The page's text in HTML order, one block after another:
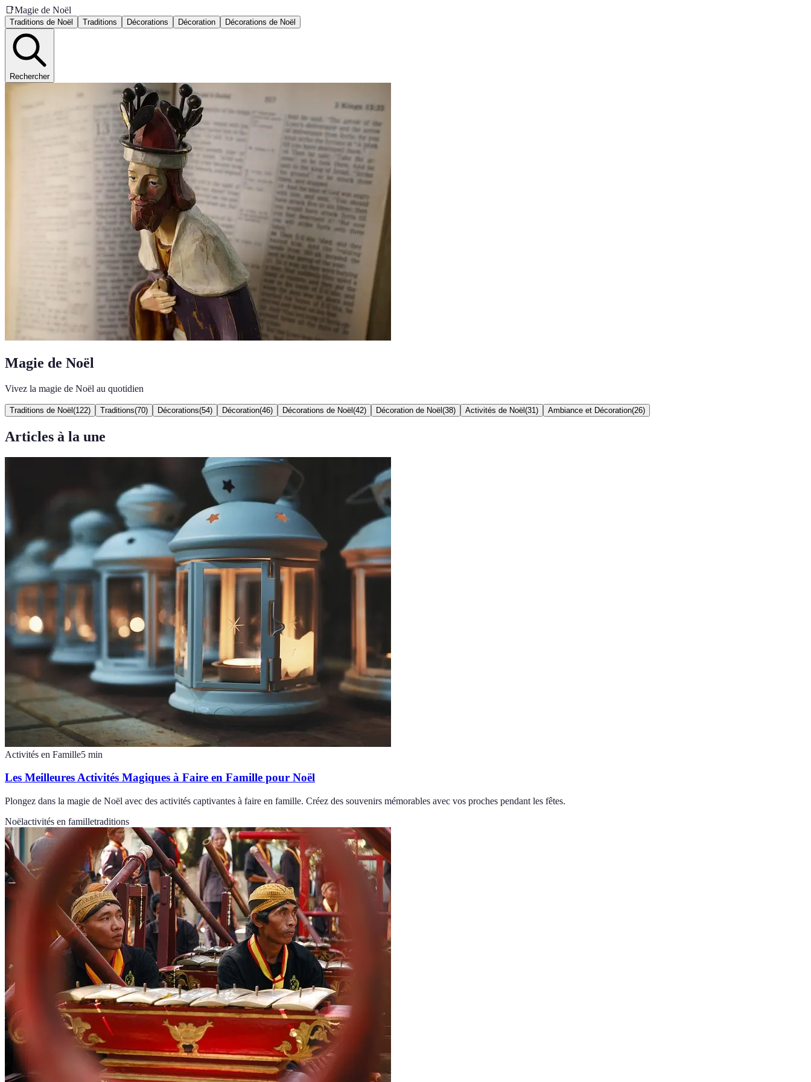
📑Magie de Noël
Traditions de Noël Traditions Décorations Décoration Décorations de Noël
Rechercher
Magie de Noël
Vivez la magie de Noël au quotidien
Traditions de Noël (122) Traditions(70) Décorations(54) Décoration(46) Décorations de Noël (42) Décoration de Noël (38) Activités de Noël (31 ) Ambiance et Décoration(26)
Articles à la une
Activités en Famille5 min
Les Meilleures Activités Magiques à Faire en Famille pour Noël
Plongez dans la magie de Noël avec des activités captivantes à faire en famille. Créez des souvenirs mémorables avec vos proches pendant les fêtes.
Noëlactivités en familletraditions